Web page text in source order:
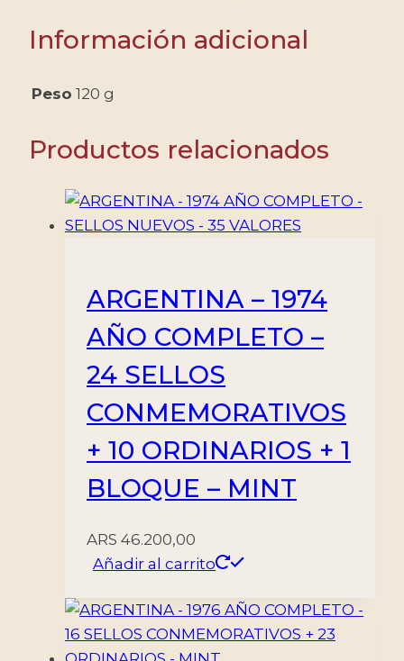
ORDIANRIOS
BLOQUES
NUEVO
Información adicional
Peso 120 g
Productos relacionados
ARGENTINA – 1974
AÑO COMPLETO –
24 SELLOS
CONMEMORATIVOS
+ 10 ORDINARIOS + 1
BLOQUE – MINT
ARS 46.200,00
Añadir al carrito